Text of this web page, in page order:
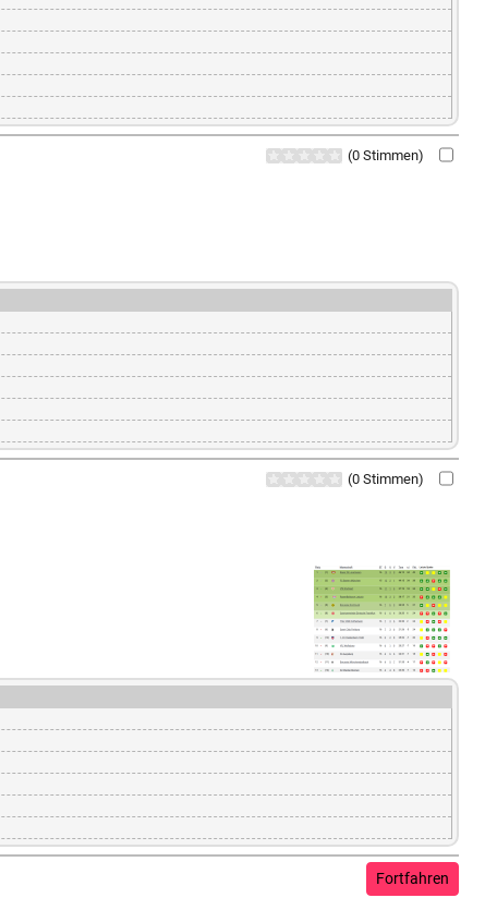
(0 Stimmen)
(0 Stimmen)